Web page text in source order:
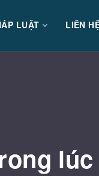
LUẬT LIÊN